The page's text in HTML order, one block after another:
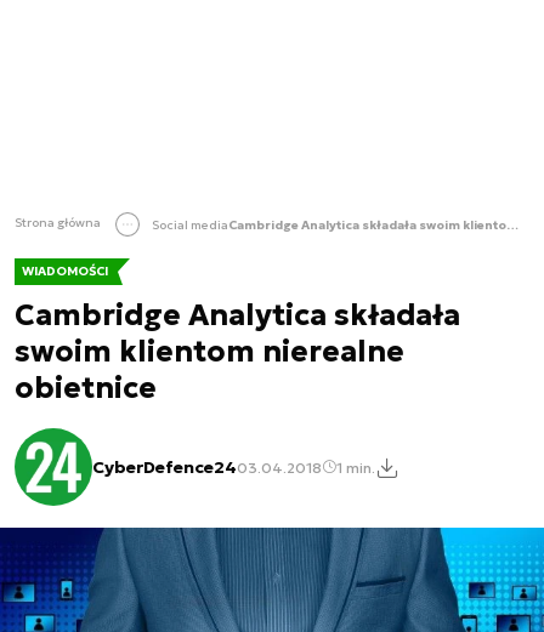
Strona główna Social media Cambridge Analytica składała swoim klientom nierealne obietnice
WIADOMOŚCI
Cambridge Analytica składała
swoim klientom nierealne
obietnice
CyberDefence2403.04.2018 1 min.